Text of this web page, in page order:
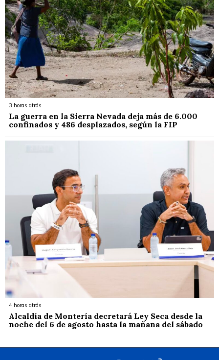
3 horas atrás
La guerra en la Sierra Nevada deja más de 6.000
confinados y 486 desplazados, según la FIP
4 horas atrás
Alcaldía de Montería decretará Ley Seca desde la
noche del 6 de agosto hasta la mañana del sábado